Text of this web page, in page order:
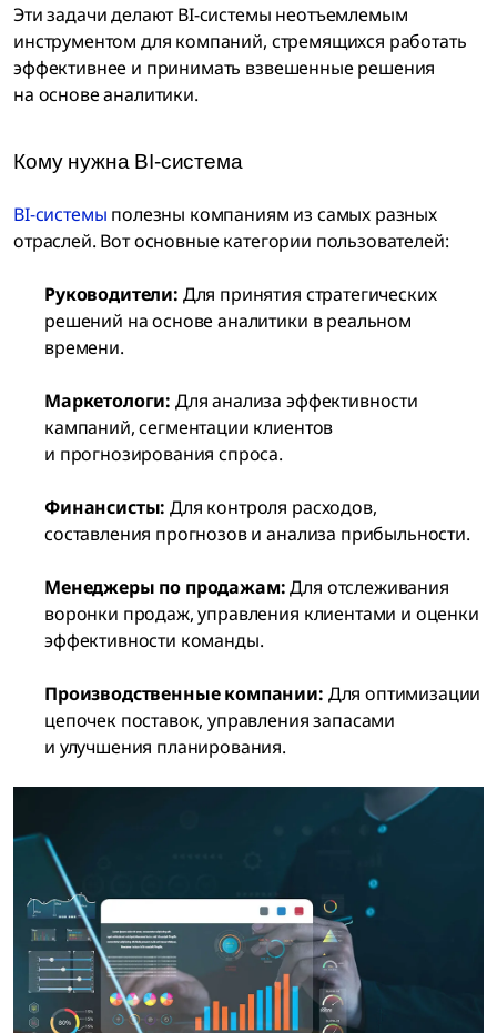
Эти задачи делают BI-системы неотъемлемым
инструментом для компаний, стремящихся работать
эффективнее и принимать взвешенные решения
на основе аналитики.
Кому нужна BI-система
BI-системы полезны компаниям из самых разных
отраслей. Вот основные категории пользователей:
Руководители: Для принятия стратегических
решений на основе аналитики в реальном
времени.
Маркетологи: Для анализа эффективности
кампаний, сегментации клиентов
и прогнозирования спроса.
Финансисты: Для контроля расходов,
составления прогнозов и анализа прибыльности.
Менеджеры по продажам:Для отслеживания
воронки продаж, управления клиентами и оценки
эффективности команды.
Производственные компании: Для оптимизации
цепочек поставок, управления запасами
и улучшения планирования.